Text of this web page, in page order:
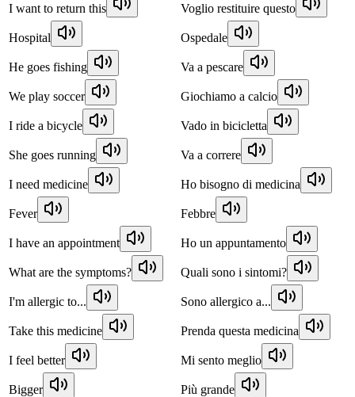
I want to return this Voglio restituire questo
Hospital Ospedale
He goes fishing Va a pescare
We play soccer Giochiamo a calcio
I ride a bicycle Vado in bicicletta
She goes running Va a correre
I need medicine Ho bisogno di medicina
Fever Febbre
I have an appointment Ho un appuntamento
What are the symptoms? Quali sono i sintomi?
I'm allergic to... Sono allergico a...
Take this medicine Prenda questa medicina
I feel better Mi sento meglio
Bigger Più grande